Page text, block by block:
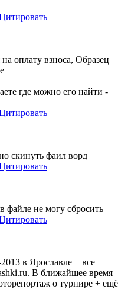
оплату взноса, Образец
где можно его найти -
скинуть фаил ворд
файле не могу сбросить
в Ярославле + все
В ближайшее время
о турнире + ещё